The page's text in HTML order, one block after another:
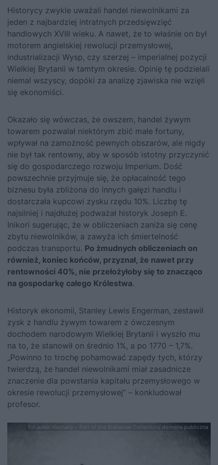
Historycy zwykle uważali handel niewolnikami za
jeden z najbardziej intratnych przedsięwzięć
handlowych XVIII wieku. A nawet, że to właśnie on był
motorem angielskiej rewolucji przemysłowej,
industrializacji Wysp, czy szerzej – imperialnej pozycji
Wielkiej Brytanii w tamtym okresie. Opinię tę podzielali
niemal wszyscy, dopóki za analizę zjawiska nie wzięli
się ekonomiści.
Okazało się wówczas, że owszem, handel żywym
towarem pozwalał niektórym zbić małe fortuny,
wpływał na zamożność pewnych obszarów, ale nigdy
nie był tak rentowny, aby w sposób istotny przyczynić
się do gospodarczego rozwoju Imperium. Dość
powszechnie przyjmuje się, że opłacalność tego
biznesu była zbliżona do innych gałęzi handlu i
dostarczała kupcowi zysku rzędu 10%. Liczbę tę
najsilniej i najdłużej podważał historyk Joseph E.
Inikori sugerując, że w obliczeniach zaniża się cenę
zbytu niewolników, a zawyża ich śmiertelność
podczas transportu. Po żmudnych obliczeniach on
również, koniec końców, przyznał, że nawet przy
rentowności 40%, nie przełożyłoby się to znacząco
na gospodarkę całego Królestwa.
Historyk ekonomii, Stanley Lewis Engerman, zestawił
zysk z handlu żywym towarem z ówczesnym
dochodem narodowym Wielkiej Brytanii i wyszło mu
na to, że stanowił on średnio 1%, a po 1770 – 1,7%.
„Powinno to trochę pohamować zapędy tych, którzy
twierdzą, że handel niewolnikami miał zasadnicze
znaczenie dla powstania kapitału przemysłowego w
okresie rewolucji przemysłowej” – konkludował
profesor.
fot.autor nieznany – Part of the Blakeslee Collection/ domena publiczna